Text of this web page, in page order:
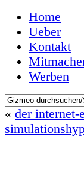
Home
Ueber
Kontakt
Werben
« der internet-